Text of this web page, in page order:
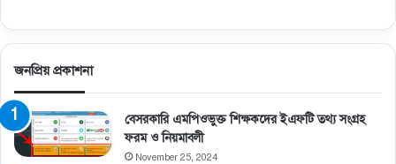
জনপ্রিয় প্রকাশনা
বেসরকারি এমপিওভুক্ত শিক্ষকদের ইএফটি তথ্য সংগ্রহ
ফরম ও নিয়মাবলী
November 25, 2024